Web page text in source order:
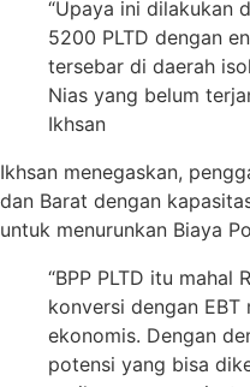
“Upaya ini dilakukan
5200 PLTD dengan
tersebar di daerah
Nias yang belum
Ikhsan
Ikhsan menegaskan,
dan Barat dengan
untuk menurunkan Biaya
“BPP PLTD itu mahal
konversi dengan
ekonomis. Dengan
potensi yang bisa